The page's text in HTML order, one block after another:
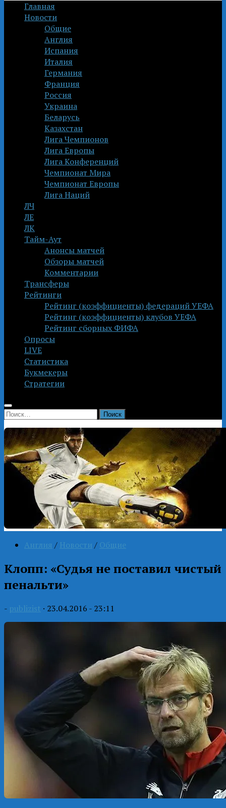
Главная
Новости
Общие
Англия
Испания
Италия
Германия
Франция
Россия
Украина
Беларусь
Казахстан
Лига Чемпионов
Лига Европы
Лига Конференций
Чемпионат Мира
Чемпионат Европы
Лига Наций
ЛЧ
ЛЕ
ЛК
Тайм-Аут
Анонсы матчей
Обзоры матчей
Комментарии
Трансферы
Рейтинги
Рейтинг (коэффициенты) федераций УЕФА
Рейтинг (коэффициенты) клубов УЕФА
Рейтинг сборных ФИФА
Опросы
LIVE
Статистика
Букмекеры
Стратегии
Найти:
Англия / Новости / Общие
Клопп: «Судья не поставил чистый
пенальти»
- publizist · 23.04.2016 - 23:11